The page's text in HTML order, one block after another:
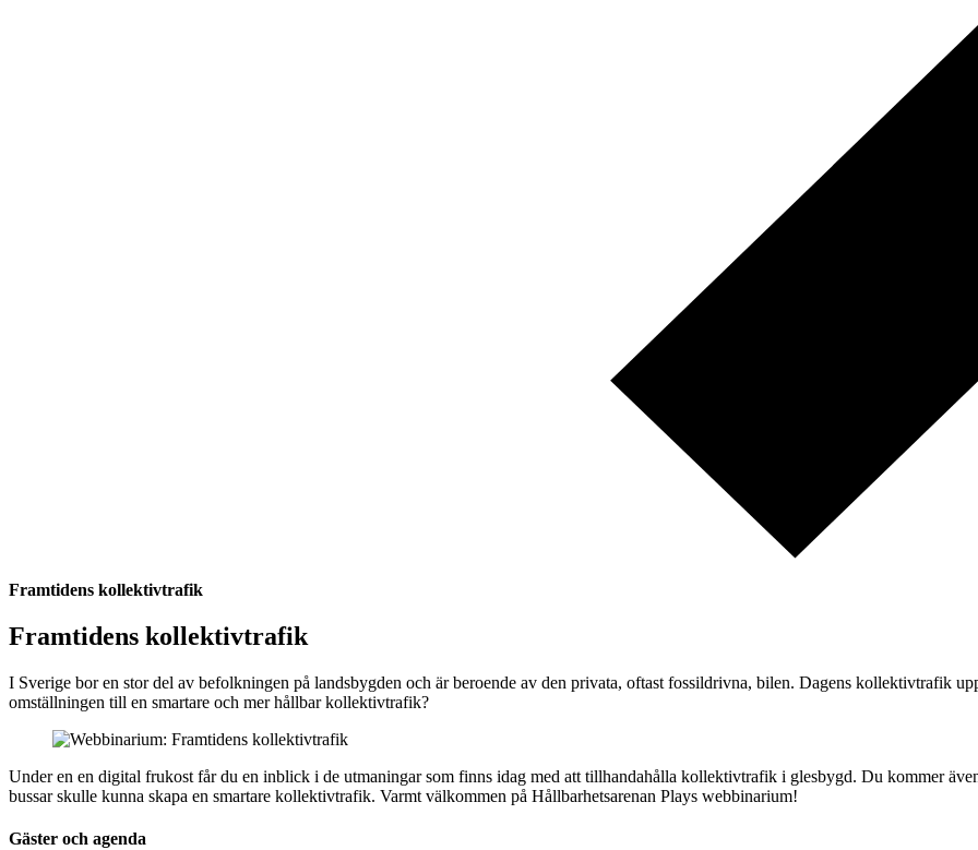
Framtidens kollektivtrafik
Framtidens kollektivtrafik
I Sverige bor en stor del av befolkningen på landsbygden och är beroende av den privata, oftast fossildrivna, bilen. Dagens kollektivtrafik
omställningen till en smartare och mer hållbar kollektivtrafik?
Under en en digital frukost får du en inblick i de utmaningar som finns idag med att tillhandahålla kollektivtrafik i glesbygd. Du kommer
bussar skulle kunna skapa en smartare kollektivtrafik. Varmt välkommen på Hållbarhetsarenan Plays webbinarium!
Gäster och agenda